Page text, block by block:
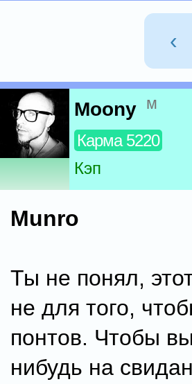
‹
Moony м
Карма 5220
Кэп
Munro
Ты не понял,
не для того,
понтов. Чтобы
нибудь на